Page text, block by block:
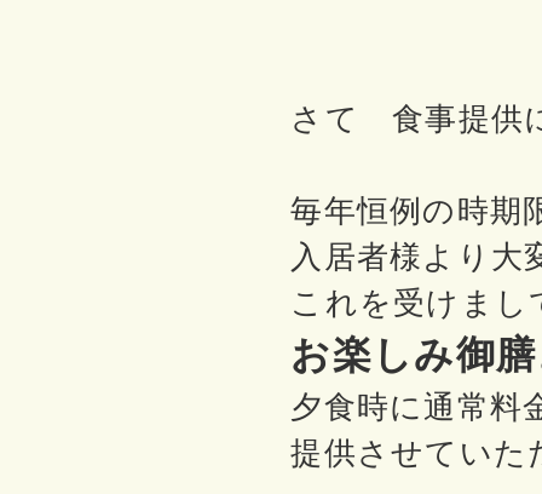
さて 食事提供
毎年恒例の時期
入居者様より大
これを受けまし
お楽しみ御膳
夕食時に通常料
提供させていた